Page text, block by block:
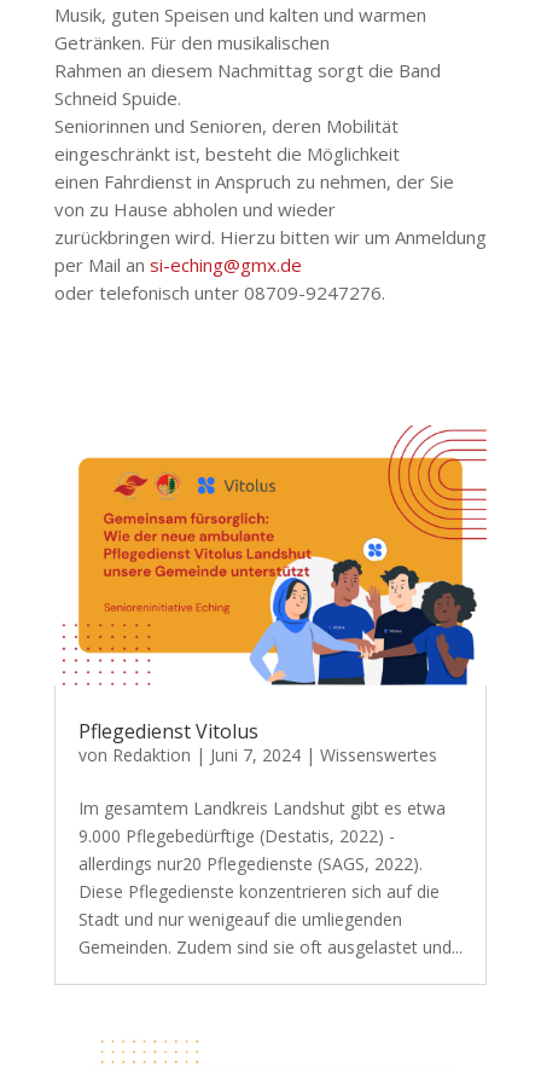
Musik, guten Speisen und kalten und warmen
Getränken. Für den musikalischen
Rahmen an diesem Nachmittag sorgt die Band
Schneid Spuide.
Seniorinnen und Senioren, deren Mobilität
eingeschränkt ist, besteht die Möglichkeit
einen Fahrdienst in Anspruch zu nehmen, der Sie
von zu Hause abholen und wieder
zurückbringen wird. Hierzu bitten wir um Anmeldung
per Mail an si-eching@gmx.de
oder telefonisch unter 08709-9247276.
Pflegedienst Vitolus
von Redaktion | Juni 7, 2024| Wissenswertes
Im gesamtem Landkreis Landshut gibt es etwa
9.000 Pflegebedürftige (Destatis, 2022) -
allerdings nur20 Pflegedienste (SAGS, 2022).
Diese Pflegedienste konzentrieren sich auf die
Stadt und nur wenigeauf die umliegenden
Gemeinden. Zudem sind sie oft ausgelastet und...